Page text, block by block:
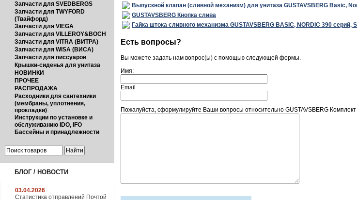
Запчасти для SVEDBERGS
Запчасти для TWYFORD
(Твайфорд)
Запчасти для VIEGA
Запчасти для VILLEROY&BOCH
Запчасти для VITRA (ВИТРА)
Запчасти для WISA (ВИСА)
Запчасти для писсуаров
Крышки-сиденья для унитаза
НОВИНКИ
ПРОЧЕЕ
РАСПРОДАЖА
Расходники для сантехники
(мембраны, уплотнения,
прокладки)
Инструкции по установке и
обслуживанию IDO, IFO
Бассейны и принадлежности
БЛОГ / НОВОСТИ
03.04.2026
Статистика отправлений Почтой
Выпускной клапан (сливной механизм) для унитаза GUSTAVSBERG Basic,
GUSTAVSBERG Кнопка слива
Гайка штока сливного механизма GUSTAVSBERG BASIC, NORDIC 390 серий,
Есть вопросы?
Вы можете задать нам вопрос(ы) с помощью следующей формы.
Имя:
Email
Пожалуйста, сформулируйте Ваши вопросы относительно GUSTAVSBERG